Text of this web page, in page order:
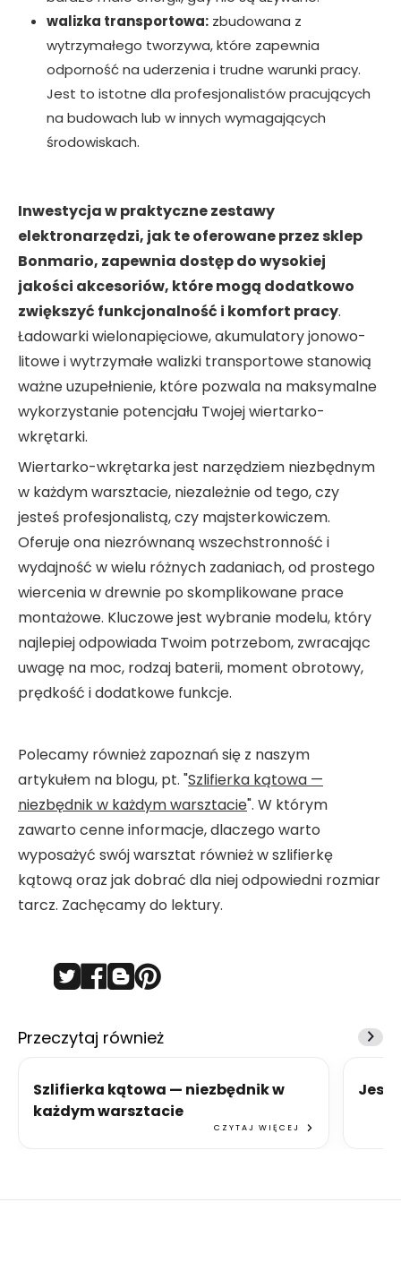
walizka transportowa: zbudowana z
wytrzymałego tworzywa, które zapewnia
odporność na uderzenia i trudne warunki pracy.
Jest to istotne dla profesjonalistów pracujących
na budowach lub w innych wymagających
środowiskach.
Inwestycja w praktyczne zestawy
elektronarzędzi, jak te oferowane przez sklep
Bonmario, zapewnia dostęp do wysokiej
jakości akcesoriów, które mogą dodatkowo
zwiększyć funkcjonalność i komfort pracy.
Ładowarki wielonapięciowe, akumulatory jonowo-
litowe i wytrzymałe walizki transportowe stanowią
ważne uzupełnienie, które pozwala na maksymalne
wykorzystanie potencjału Twojej wiertarko-
wkrętarki.
Wiertarko-wkrętarka jest narzędziem niezbędnym
w każdym warsztacie, niezależnie od tego, czy
jesteś profesjonalistą, czy majsterkowiczem.
Oferuje ona niezrównaną wszechstronność i
wydajność w wielu różnych zadaniach, od prostego
wiercenia w drewnie po skomplikowane prace
montażowe. Kluczowe jest wybranie modelu, który
najlepiej odpowiada Twoim potrzebom, zwracając
uwagę na moc, rodzaj baterii, moment obrotowy,
prędkość i dodatkowe funkcje.
Polecamy również zapoznań się z naszym
artykułem na blogu, pt. "Szlifierka kątowa —
niezbędnik w każdym warsztacie". W którym
zawarto cenne informacje, dlaczego warto
wyposażyć swój warsztat również w szlifierkę
kątową oraz jak dobrać dla niej odpowiedni rozmiar
tarcz. Zachęcamy do lektury.
Przeczytaj również
Szlifierka kątowa — niezbędnik w
każdym warsztacie
CZYTAJ WIĘCEJ